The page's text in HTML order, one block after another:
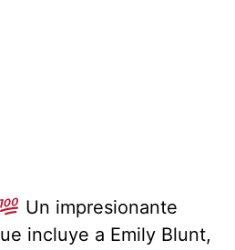
Un impresionante
incluye a Emily Blunt,